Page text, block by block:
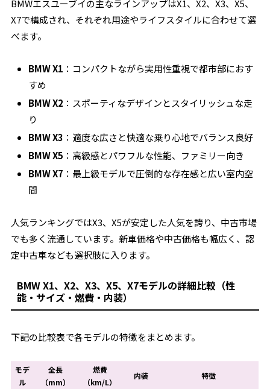
BMWエスユーブイの主なラインアップはX1、X2、X3、X5、
X7で構成され、それぞれ用途やライフスタイルに合わせて選
べます。
BMW X1 ：コンパクトながら実用性重視で都市部におす
すめ
BMW X2 ：スポーティなデザインとスタイリッシュな走
り
BMW X3 ：適度な広さと快適な乗り心地でバランス良好
BMW X5 ：高級感とパワフルな性能、ファミリー向き
BMW X7 ：最上級モデルで圧倒的な存在感と広い室内空
間
人気ランキングではX3、X5が安定した人気を誇り、中古市場
でも多く流通しています。新車価格や中古価格も幅広く、認
定中古車なども選択肢に入ります。
BMW X1、X2、X3、X5、X7モデルの詳細比較（性
能・サイズ・燃費・内装）
下記の比較表で各モデルの特徴をまとめます。
モデ
ル
全長
（mm）
燃費
（km/L）
内装 特徴